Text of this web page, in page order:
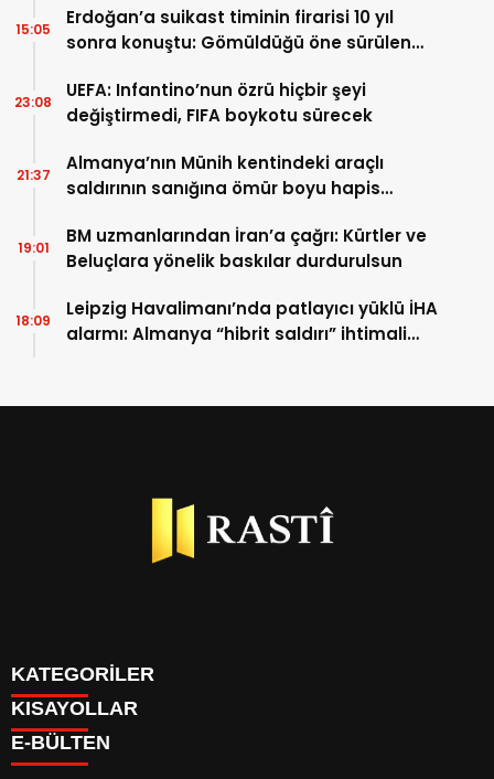
tartışması
Erdoğan’a suikast timinin firarisi 10 yıl
sonra konuştu: Gömüldüğü öne sürülen
15:05
UEFA: Infantino’nun özrü hiçbir şeyi
değiştirmedi, FIFA boykotu sürecek
23:08
Almanya’nın Münih kentindeki araçlı
saldırının sanığına ömür boyu hapis
21:37
BM uzmanlarından İran’a çağrı: Kürtler ve
Beluçlara yönelik baskılar durdurulsun
19:01
Leipzig Havalimanı’nda patlayıcı yüklü İHA
alarmı: Almanya “hibrit saldırı” ihtimali
18:09
KATEGORİLER
BİYOGRAFİLER
DÜNYA
KISAYOLLAR
YAZARLAR
E-BÜLTEN